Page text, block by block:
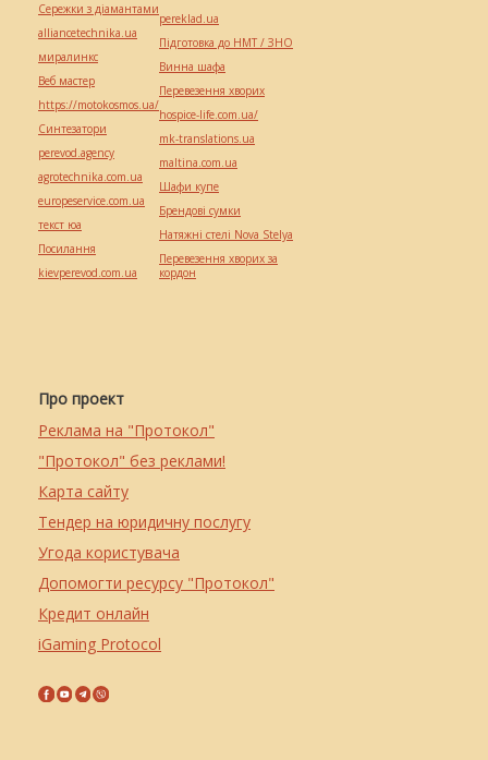
Про проект
Реклама на "Протокол"
"Протокол" без реклами!
Карта сайту
Тендер на юридичну послугу
Угода користувача
Допомогти ресурсу "Протокол"
Кредит онлайн
iGaming Protocol
Сережки з діамантами
alliancetechnika.ua
миралинкс
Веб мастер
https://motokosmos.ua/
Синтезатори
perevod.agency
agrotechnika.com.ua
europeservice.com.ua
текст юа
Посилання
kievperevod.com.ua
pereklad.ua
Підготовка до НМТ / ЗНО
Винна шафа
Перевезення хворих
hospice-life.com.ua/
mk-translations.ua
maltina.com.ua
Шафи купе
Брендові сумки
Натяжні стелі Nova Stelya
Перевезення хворих за
кордон